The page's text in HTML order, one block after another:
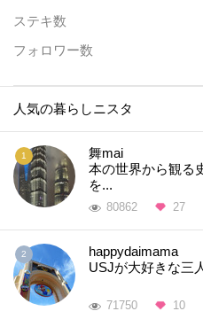
ステキ数
フォロワー数
人気の暮らしニスタ
舞mai
本の世界から観る
を...
80862 27
happydaimama
USJが大好きな三
71750 10